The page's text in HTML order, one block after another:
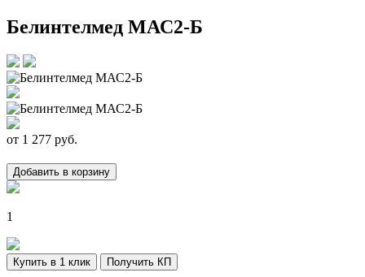
Белинтелмед МАС2-Б
от 1 277 руб.
Добавить в корзину
1
Купить в 1 клик Получить КП